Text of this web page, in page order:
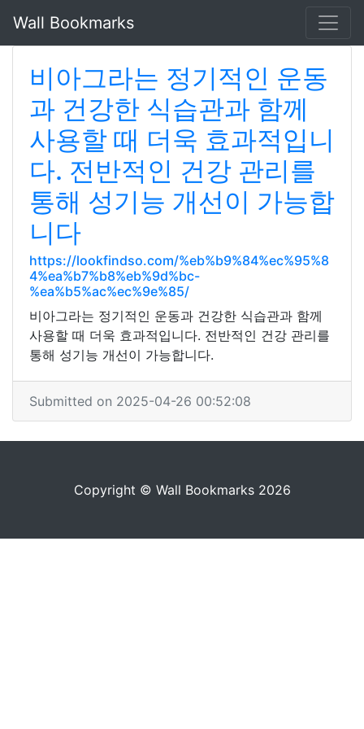
Wall Bookmarks
비아그라는 정기적인 운동
과 건강한 식습관과 함께
사용할 때 더욱 효과적입니
다. 전반적인 건강 관리를
통해 성기능 개선이 가능합
니다
https://lookfindso.com/%eb%b9%84%ec%95%8
4%ea%b7%b8%eb%9d%bc-
%ea%b5%ac%ec%9e%85/
비아그라는 정기적인 운동과 건강한 식습관과 함께
사용할 때 더욱 효과적입니다. 전반적인 건강 관리를
통해 성기능 개선이 가능합니다.
Submitted on 2025-04-26 00:52:08
Copyright © Wall Bookmarks 2026